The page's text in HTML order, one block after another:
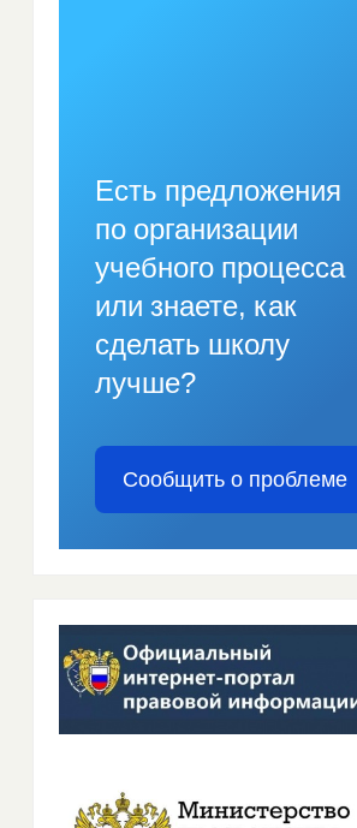
Есть предложения
по организации
учебного процесса
или знаете, как
сделать школу
лучше?
Сообщить о проблеме